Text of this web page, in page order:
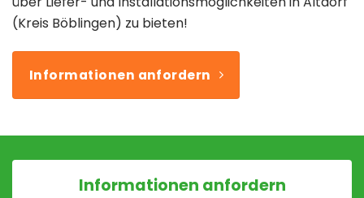
(Kreis Böblingen) zu bieten!
Informationen anfordern
Informationen anfordern